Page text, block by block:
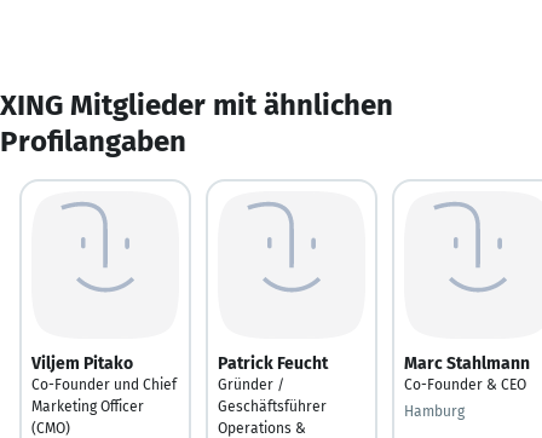
XING Mitglieder mit ähnlichen
Profilangaben
Viljem Pitako
Co-Founder und Chief
Marketing Officer
(CMO)
Patrick Feucht
Gründer /
Geschäftsführer
Operations &
Marc Stahlmann
Co-Founder & CEO
Hamburg